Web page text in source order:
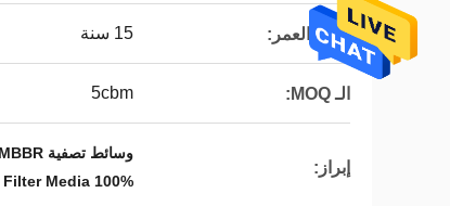
طول العمر: 15 سنة
الـ MOQ: 5cbm
إبراز:
وسائط تصفية MBBR للطحن,25 * 10 وسائل تصفية MBBR,وسائل المرشحات الحيوية من HDPE بنسبة 100%
100% HDPE Bio Filter Media